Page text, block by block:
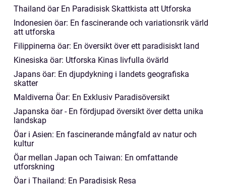
Thailand öar En Paradisisk Skattkista att Utforska
Indonesien öar: En fascinerande och variationsrik värld
att utforska
Filippinerna öar: En översikt över ett paradisiskt land
Kinesiska öar: Utforska Kinas livfulla övärld
Japans öar: En djupdykning i landets geografiska
skatter
Maldiverna Öar: En Exklusiv Paradisöversikt
Japanska öar - En fördjupad översikt över detta unika
landskap
Öar i Asien: En fascinerande mångfald av natur och
kultur
Öar mellan Japan och Taiwan: En omfattande
utforskning
Öar i Thailand: En Paradisisk Resa